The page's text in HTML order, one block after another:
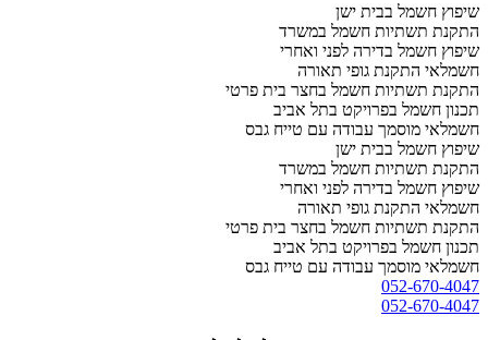
שיפוץ חשמל בבית ישן
התקנת תשתיות חשמל במשרד
שיפוץ חשמל בדירה לפני ואחרי
חשמלאי התקנת גופי תאורה
התקנת תשתיות חשמל בחצר בית פרטי
תכנון חשמל בפרויקט בתל אביב
חשמלאי מוסמך עבודה עם טייח גבס
שיפוץ חשמל בבית ישן
התקנת תשתיות חשמל במשרד
שיפוץ חשמל בדירה לפני ואחרי
חשמלאי התקנת גופי תאורה
התקנת תשתיות חשמל בחצר בית פרטי
תכנון חשמל בפרויקט בתל אביב
חשמלאי מוסמך עבודה עם טייח גבס
052-670-4047
052-670-4047